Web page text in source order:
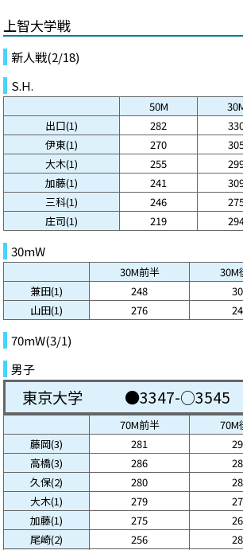
上智大学戦
新人戦(2/18)
S.H.
50M
出口(1)
282
伊東(1)
270
大木(1)
255
加藤(1)
241
三科(1)
246
庄司(1)
219
30mW
30M前半 30M
兼田(1)
248
山田(1)
276
70mW(3/1)
男子
東京大学 ●3347-○3545
70M前半 70M
藤岡(3)
281
高橋(3)
286
久保(2)
280
大木(1)
279
加藤(1)
275
尾崎(2)
256